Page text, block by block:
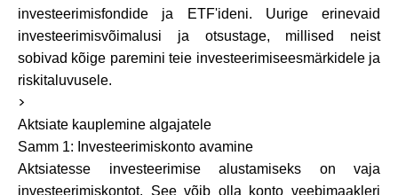
Minu konto
investeerimisfondide ja ETF'ideni. Uurige erinevaid
investeerimisvõimalusi ja otsustage, millised neist
sobivad kõige paremini teie investeerimiseesmärkidele ja
riskitaluvusele.
>
Aktsiate kauplemine algajatele
Samm 1: Investeerimiskonto avamine
Aktsiatesse investeerimise alustamiseks on vaja
investeerimiskontot. See võib olla konto veebimaakleri